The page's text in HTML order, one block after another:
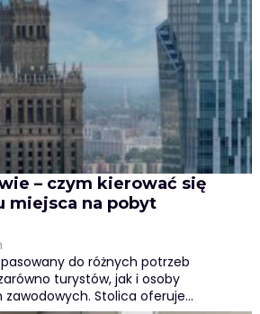
– czym kierować się
miejsca na pobyt
do różnych potrzeb
turystów, jak i osoby
Stolica oferuje…